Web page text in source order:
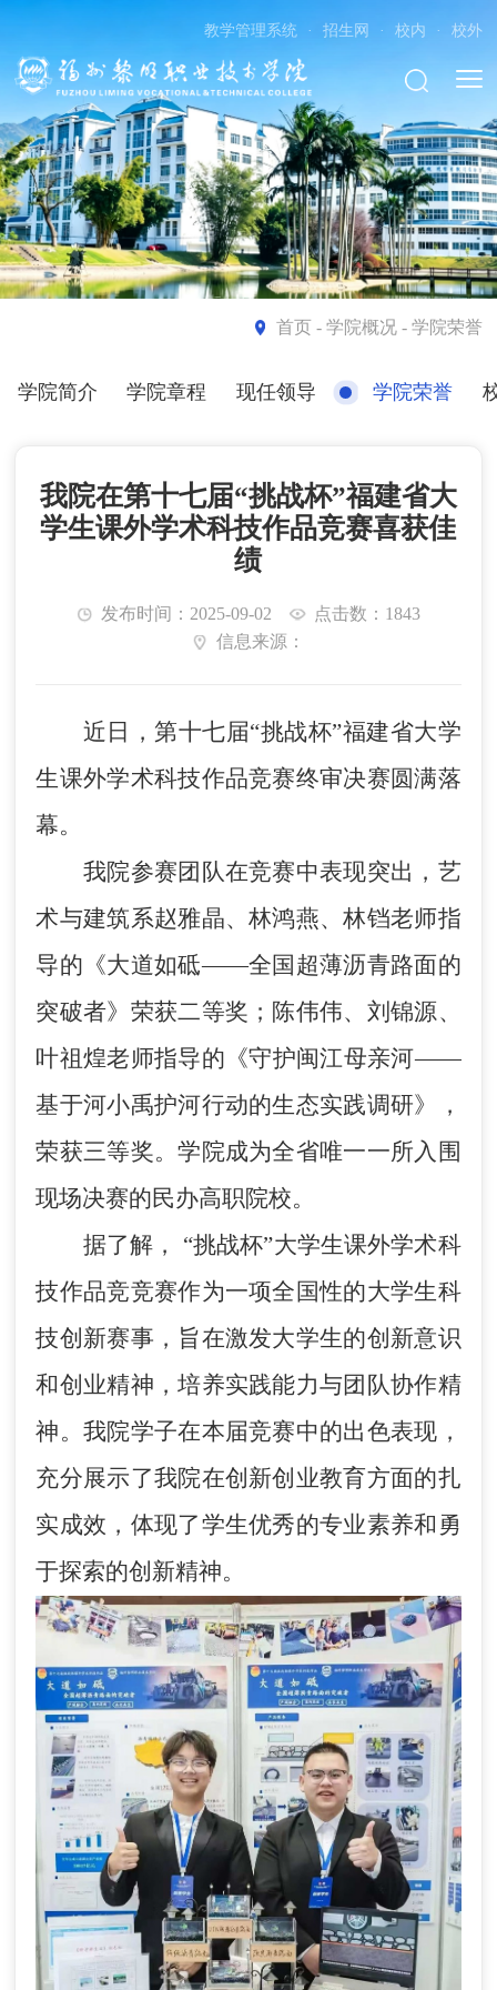
教学管理系统 · 招生网 · 校内 · 校外
首页- 学院概况 - 学院荣誉
学院简介 学院章程 现任领导 学院荣誉
我院在第十七届“挑战杯”福建省大
学生课外学术科技作品竞赛喜获佳
绩
发布时间：2025-09-02
点击数：1843
信息来源：
近日，第十七届“挑战杯”福建省大学
生课外学术科技作品竞赛终审决赛圆满落
幕。
我院参赛团队在竞赛中表现突出，艺
术与建筑系赵雅晶、林鸿燕、林铛老师指
导的《大道如砥——全国超薄沥青路面的
突破者》荣获二等奖；陈伟伟、刘锦源、
叶祖煌老师指导的《守护闽江母亲河——
基于河小禹护河行动的生态实践调研》，
荣获三等奖。学院成为全省唯一一所入围
现场决赛的民办高职院校。
据了解，
“挑战杯”大学生课外学术科
技作品竞竞赛作为一项全国性的大学生科
技创新赛事，旨在激发大学生的创新意识
和创业精神，培养实践能力与团队协作精
神。我院学子在本届竞赛中的出色表现，
充分展示了我院在创新创业教育方面的扎
实成效，体现了学生优秀的专业素养和勇
于探索的创新精神。